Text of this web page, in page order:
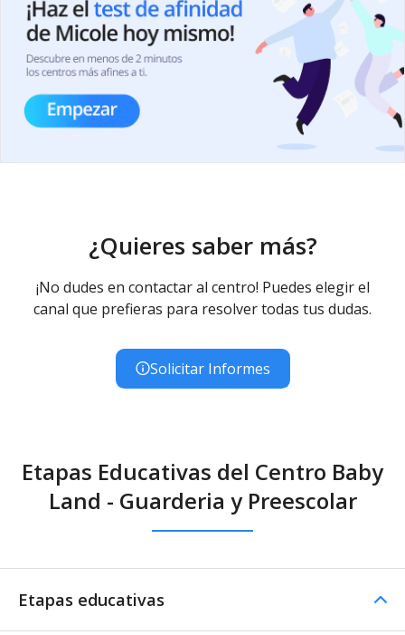
¿Quieres saber más?
¡No dudes en contactar al centro! Puedes elegir el
canal que prefieras para resolver todas tus dudas.
Solicitar Informes
Etapas Educativas del Centro Baby
Land - Guarderia y Preescolar
Etapas educativas